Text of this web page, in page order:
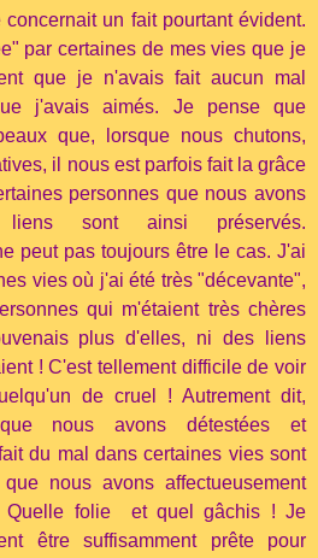
un fait pourtant évident.
par certaines de mes vies que je
que je n'avais fait aucun mal
j'avais aimés. Je pense que
que, lorsque nous chutons,
il nous est parfois fait la grâce
personnes que nous avons
sont ainsi préservés.
peut pas toujours être le cas. J'ai
vies où j'ai été très "décevante",
qui m'étaient très chères
plus d'elles, ni des liens
! C'est tellement difficile de voir
de cruel ! Autrement dit,
nous avons détestées et
du mal dans certaines vies sont
nous avons affectueusement
Quelle folie et quel gâchis ! Je
être suffisamment prête pour